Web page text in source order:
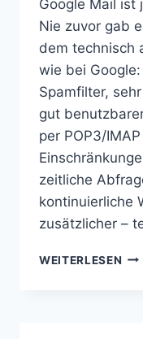
Google Mail ist
Nie zuvor gab
dem technisch
wie bei
Spamfilter,
gut
per POP3/
zeitliche
kontinuierliche
zusätzlicher –
WEITERLESEN DER